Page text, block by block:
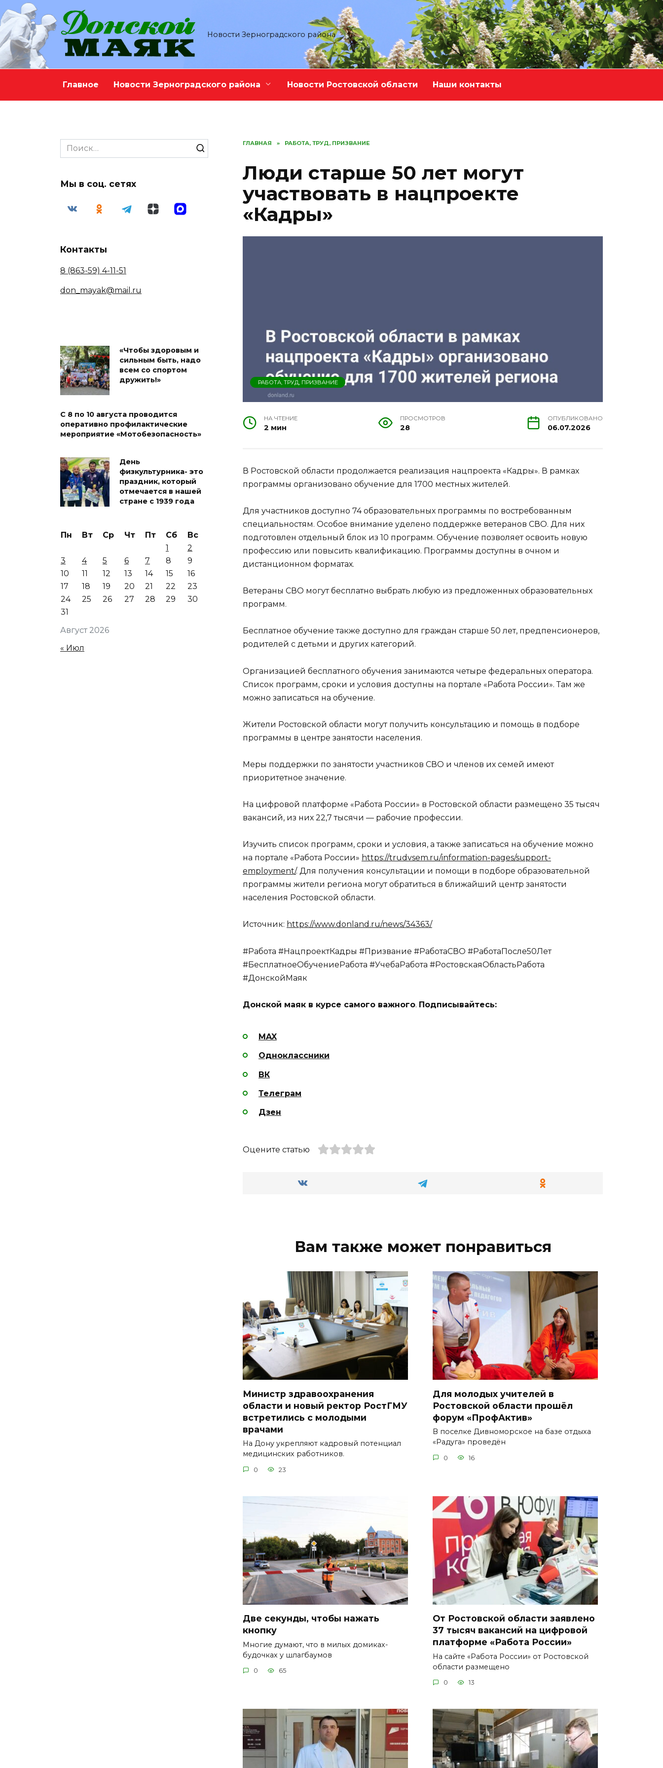
Перейти
к
содержанию
Новости Зерноградского района
Главное Новости Зерноградского района Новости Ростовской области Наши контакты
ГЛАВНАЯ » РАБОТА, ТРУД, ПРИЗВАНИЕ
Люди старше 50 лет могут
участвовать в нацпроекте
«Кадры»
РАБОТА, ТРУД, ПРИЗВАНИЕ
НА ЧТЕНИЕ
2 мин
ПРОСМОТРОВ
28
ОПУБЛИКОВАНО
06.07.2026
В Ростовской области продолжается реализация нацпроекта «Кадры». В рамках
программы организовано обучение для 1700 местных жителей.
Для участников доступно 74 образовательных программы по востребованным
специальностям. Особое внимание уделено поддержке ветеранов СВО. Для них
подготовлен отдельный блок из 10 программ. Обучение позволяет освоить новую
профессию или повысить квалификацию. Программы доступны в очном и
дистанционном форматах.
Ветераны СВО могут бесплатно выбрать любую из предложенных образовательных
программ.
Бесплатное обучение также доступно для граждан старше 50 лет, предпенсионеров,
родителей с детьми и других категорий.
Организацией бесплатного обучения занимаются четыре федеральных оператора.
Список программ, сроки и условия доступны на портале «Работа России». Там же
можно записаться на обучение.
Жители Ростовской области могут получить консультацию и помощь в подборе
программы в центре занятости населения.
Меры поддержки по занятости участников СВО и членов их семей имеют
приоритетное значение.
На цифровой платформе «Работа России» в Ростовской области размещено 35 тысяч
вакансий, из них 22,7 тысячи — рабочие профессии.
Изучить список программ, сроки и условия, а также записаться на обучение можно
на портале «Работа России» https://trudvsem.ru/information-pages/support-
employment/. Для получения консультации и помощи в подборе образовательной
программы жители региона могут обратиться в ближайший центр занятости
населения Ростовской области.
Источник: https://www.donland.ru/news/34363/
#Работа #НацпроектКадры #Призвание #РаботаСВО #РаботаПосле50Лет
#БесплатноеОбучениеРабота #УчебаРабота #РостовскаяОбластьРабота
#ДонскойМаяк
Донской маяк в курсе самого важного. Подписывайтесь:
MAX
Одноклассники
ВК
Телеграм
Дзен
Оцените статью
Вам также может понравиться
Министр здравоохранения
области и новый ректор РостГМУ
встретились с молодыми
врачами
На Дону укрепляют кадровый потенциал
медицинских работников.
0 23
Для молодых учителей в
Ростовской области прошёл
форум «ПрофАктив»
В поселке Дивноморское на базе отдыха
«Радуга» проведён
0 16
Две секунды, чтобы нажать
кнопку
Многие думают, что в милых домиках-
будочках у шлагбаумов
0 65
От Ростовской области заявлено
37 тысяч вакансий на цифровой
платформе «Работа России»
На сайте «Работа России» от Ростовской
области размещено
0 13
Search
for:
Мы в соц. сетях
Контакты
8 (863-59) 4-11-51
don_mayak@mail.ru
«Чтобы здоровым и
сильным быть, надо
всем со спортом
дружить!»
С 8 по 10 августа проводится
оперативно профилактические
мероприятие «Мотобезопасность»
День
физкультурника- это
праздник, который
отмечается в нашей
стране с 1939 года
Август 2026
Пн Вт Ср Чт Пт Сб
Вс
1
2
3
4 5 6 7 8
9
10
11 12 13 14 15
16
17
18 19 20 21 22
23
24
25 26 27 28 29
30
31
« Июл